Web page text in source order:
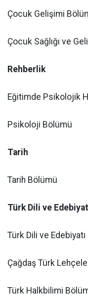
Çocuk Gelişimi
Çocuk Sağlığı ve
Rehberlik
Eğitimde Psikolojik
Psikoloji Bölümü
Tarih
Tarih Bölümü
Türk Dili ve
Türk Dili ve
Çağdaş Türk
Türk Halkbilimi